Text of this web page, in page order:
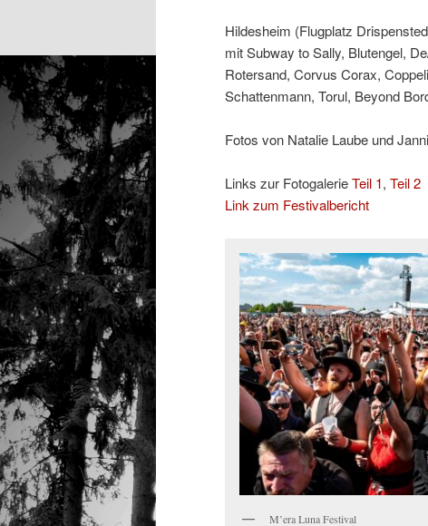
Hildesheim (Flugplatz
mit Subway to Sally, Blutengel,
Rotersand, Corvus Corax,
Schattenmann, Torul, Beyond
Fotos von Natalie Laube und
Links zur FotogalerieTeil 1, Teil 2
Link zum Festivalbericht
M’era Luna Festival